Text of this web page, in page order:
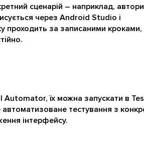
сценарій – наприклад,
через Android Studio і
проходить за записаними кроками,
Automator, їх можна запускати в
тестування з
інтерфейсу.